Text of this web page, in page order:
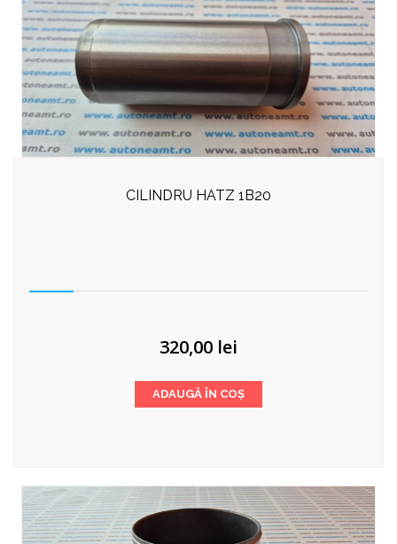
CILINDRU HATZ 1B20
320,00 lei
ADAUGĂ ÎN COȘ